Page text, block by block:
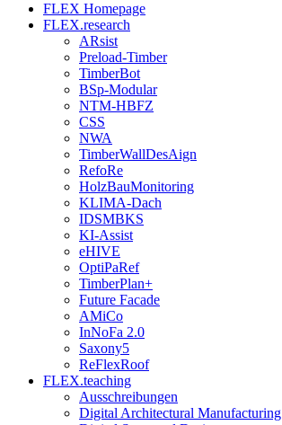
FLEX Homepage
FLEX.research
ARsist
Preload-Timber
TimberBot
BSp-Modular
NTM-HBFZ
CSS
NWA
TimberWallDesAign
RefoRe
HolzBauMonitoring
KLIMA-Dach
IDSMBKS
KI-Assist
eHIVE
OptiPaRef
TimberPlan+
Future Facade
AMiCo
InNoFa 2.0
Saxony5
ReFlexRoof
FLEX.teaching
Ausschreibungen
Digital Architectural Manufacturing